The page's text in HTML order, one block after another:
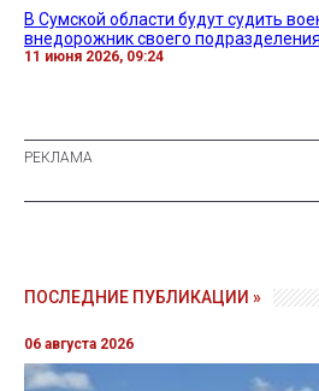
В Сумской области будут судить
внедорожник своего
11 июня 2026, 09:24
ПОСЛЕДНИЕ ПУБЛИКАЦИИ »
06 августа 2026